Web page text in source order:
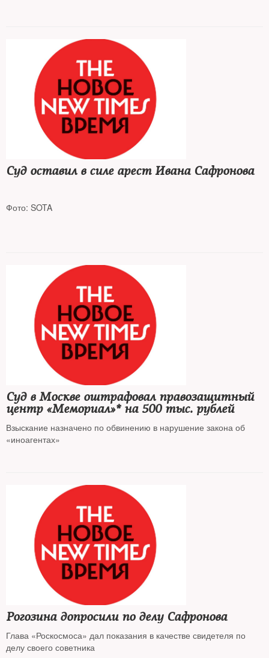
Буэнос-Айресе и были доставлены в Москву спецбортом для
высших должностных лиц
Суд оставил в силе арест Ивана Сафронова
Фото: SOTA
минимум до 7 января 2022 года
Суд в Москве оштрафовал правозащитный
центр «Мемориал»* на 500 тыс. рублей
Взыскание назначено по обвинению в нарушение закона об
«иноагентах»
Рогозина допросили по делу Сафронова
Глава «Роскосмоса» дал показания в качестве свидетеля по
делу своего советника